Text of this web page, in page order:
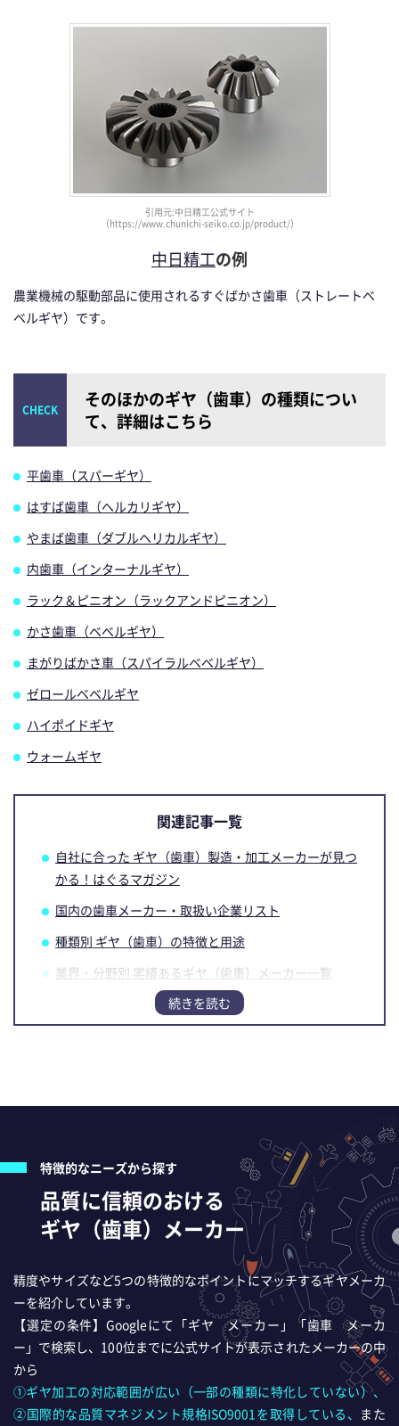
引用元:中日精工公式サイト
（https://www.chunichi-seiko.co.jp/product/）
中日精工の例
農業機械の駆動部品に使用されるすぐばかさ歯車（ストレートベ
ベルギヤ）です。
そのほかのギヤ（歯車）の種類につい
て、詳細はこちら
平歯車（スパーギヤ）
はすば歯車（ヘルカリギヤ）
やまば歯車（ダブルヘリカルギヤ）
内歯車（インターナルギヤ）
ラック＆ピニオン（ラックアンドピニオン）
かさ歯車（ベベルギヤ）
まがりばかさ車（スパイラルベベルギヤ）
ゼロールベベルギヤ
ハイポイドギヤ
ウォームギヤ
関連記事一覧
自社に合った ギヤ（歯車）製造・加工メーカーが見つ
かる！はぐるマガジン
国内の歯車メーカー・取扱い企業リスト
種類別 ギヤ（歯車）の特徴と用途
業界・分野別 実績あるギヤ（歯車）メーカー一覧
ギヤ（歯車）メーカーの選び方
特徴的なニーズから探す
品質に信頼のおける
ギヤ（歯車）メーカー
精度やサイズなど5つの特徴的なポイントにマッチするギヤメーカ
ーを紹介しています。
【選定の条件】Googleにて「ギヤ メーカー」「歯車 メーカ
ー」で検索し、100位までに公式サイトが表示されたメーカーの中
から
①ギヤ加工の対応範囲が広い（一部の種類に特化していない）、
②国際的な品質マネジメント規格ISO9001を取得している、 また